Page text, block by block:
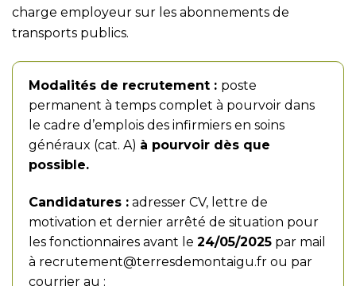
charge employeur sur les abonnements de
transports publics.
Modalités de recrutement : poste
permanent à temps complet à pourvoir dans
le cadre d’emplois des infirmiers en soins
généraux (cat. A) à pourvoir dès que
possible.
Candidatures : adresser CV, lettre de
motivation et dernier arrêté de situation pour
les fonctionnaires avant le 24/05/2025 par mail
à recrutement@terresdemontaigu.fr ou par
courrier au :